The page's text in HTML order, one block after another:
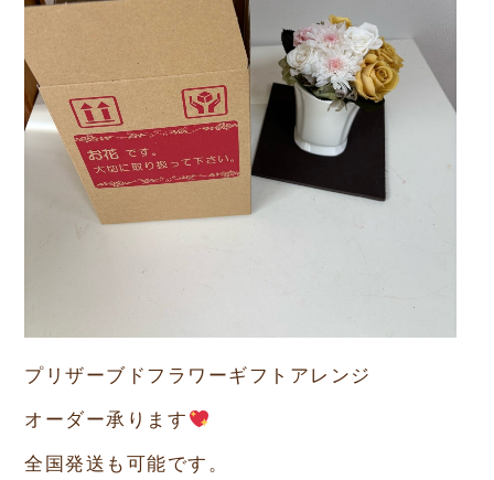
プリザーブドフラワーギフトアレンジ
オーダー承ります
全国発送も可能です。